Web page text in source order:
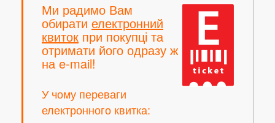
Ми радимо Вам
обирати електронний
квиток при покупці та
отримати його одразу ж
на e-mail!
У чому переваги
електронного квитка: